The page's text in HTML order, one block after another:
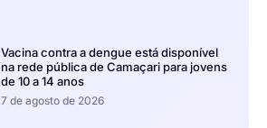
Vacina contra a dengue está disponível
na rede pública de Camaçari para jovens
de 10 a 14 anos
7 de agosto de 2026